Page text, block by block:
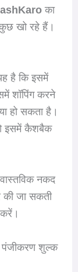
का
खो रहे हैं।
है कि इसमें
शॉपिंग करने
हो सकता है।
इसमें कैशबैक
नकद
जा सकती
पंजीकरण शुल्क